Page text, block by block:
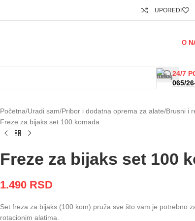
UPOREDI
O
24/7
065/
Početna Uradi sam Pribor i dodatna oprema za alate Brusni i
Freze za bijaks set 100 komada
Freze za bijaks set 100
1.490 RSD
Set freza za bijaks (100 kom) pruža sve što vam je potrebno
rotacionim alatima.